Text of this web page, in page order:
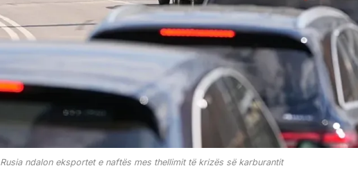
Rusia ndalon eksportet e naftës mes thellimit të krizës së karburantit